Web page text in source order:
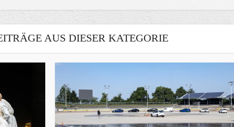
AUS DIESER KATEGORIE